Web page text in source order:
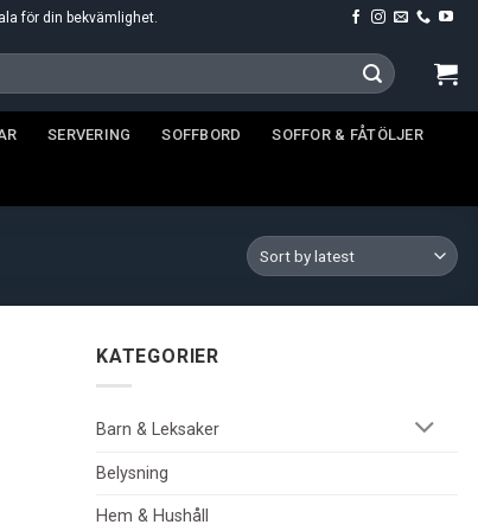
för din bekvämlighet.
SERVERING SOFFBORD SOFFOR & FÅTÖLJER
KATEGORIER
Barn & Leksaker
Belysning
Hem & Hushåll